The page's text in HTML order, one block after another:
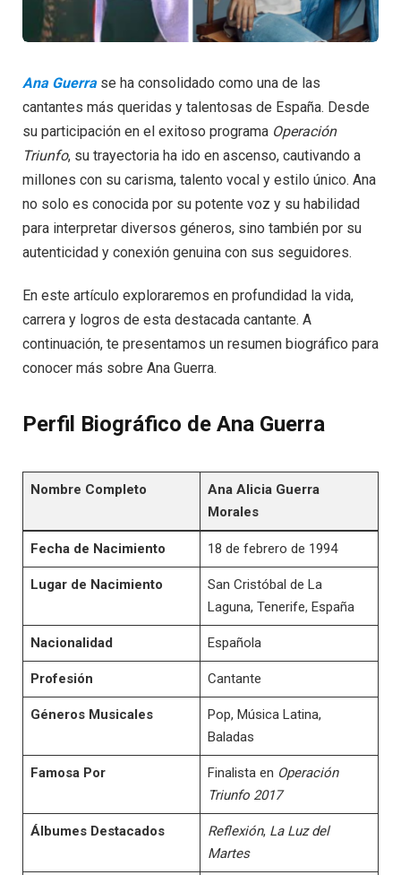
Ana Guerrase ha consolidado como una de las
cantantes más queridas y talentosas de España. Desde
su participación en el exitoso programa Operación
Triunfo, su trayectoria ha ido en ascenso, cautivando a
millones con su carisma, talento vocal y estilo único. Ana
no solo es conocida por su potente voz y su habilidad
para interpretar diversos géneros, sino también por su
autenticidad y conexión genuina con sus seguidores.
En este artículo exploraremos en profundidad la vida,
carrera y logros de esta destacada cantante. A
continuación, te presentamos un resumen biográfico para
conocer más sobre Ana Guerra.
Perfil Biográfico de Ana Guerra
Nombre Completo
Ana Alicia Guerra
Morales
Fecha de Nacimiento 18 de febrero de 1994
Lugar de Nacimiento
San Cristóbal de La
Laguna, Tenerife, España
Nacionalidad Española
Profesión Cantante
Géneros Musicales
Pop, Música Latina,
Baladas
Famosa Por Finalista en Operación
Triunfo 2017
Álbumes Destacados Reflexión, La Luz del
Martes